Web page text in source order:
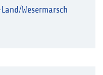
Wesermarsch